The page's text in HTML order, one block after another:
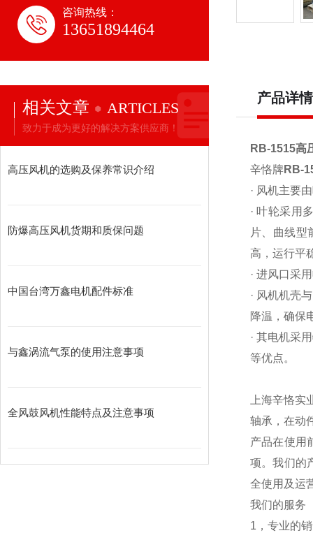
咨询热线：
13651894464
相关文章 ARTICLES
致力于成为更好的解决方案供应商！
高压风机的选购及保养常识介绍
防爆高压风机货期和质保问题
中国台湾万鑫电机配件标准
与鑫涡流气泵的使用注意事项
全风鼓风机性能特点及注意事项
产品详情
RB-1515高
辛恪牌 RB-
· 风机主要
· 叶轮采用
片、曲线型
高，运行平
· 进风口采
· 风机机壳
降温，确保
· 其电机采
等优点。
上海辛恪实
轴承，在动
产品在使用
项。我们的
全使用及运
我们的服务
1，专业的